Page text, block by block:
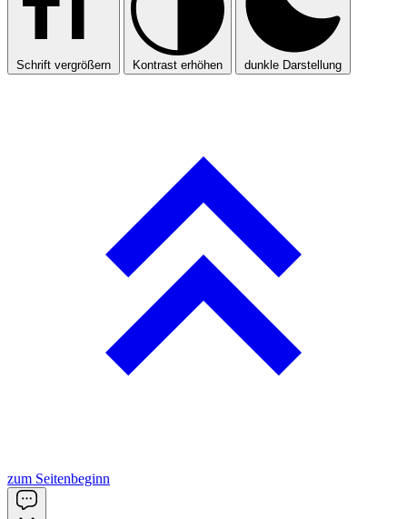
Schrift vergrößern Kontrast erhöhen dunkle Darstellung
zum Seitenbeginn